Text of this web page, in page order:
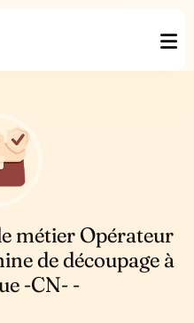
métier Opérateur
de découpage à
-CN- -